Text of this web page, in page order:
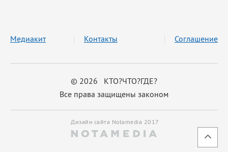
© 2026 КТО?ЧТО?ГДЕ?
Все права защищены законом
Медиакит Контакты Соглашение
Дизайн сайта Notamedia 2017